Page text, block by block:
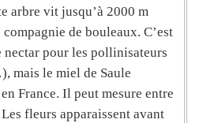
arbre vit jusqu’à 2000 m
de bouleaux. C’est
nectar pour les pollinisateurs
mais le miel de Saule
France. Il peut mesure entre
fleurs apparaissent avant